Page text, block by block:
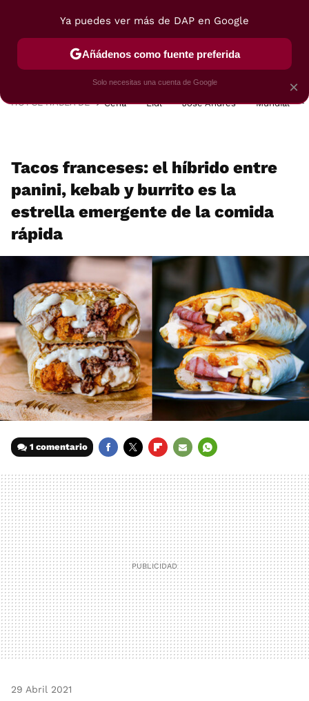
POSTRES VIAJES SELECCIÓN VEGUI
HOY SE HABLA DE Cena Lidl José Andrés Mundial
Tacos franceses: el híbrido entre
panini, kebab y burrito es la
estrella emergente de la comida
rápida
1 comentario
MAIL
29 Abril 2021
×
Ya puedes ver más de DAP en Google
Añádenos como fuente preferida
Solo necesitas una cuenta de Google